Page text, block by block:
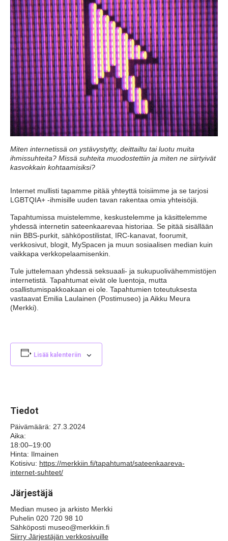
Miten internetissä on ystävystytty, deittailtu tai luotu muita
ihmissuhteita? Missä suhteita muodostettiin ja miten ne siirtyivät
kasvokkain kohtaamisiksi?
Internet mullisti tapamme pitää yhteyttä toisiimme ja se tarjosi
LGBTQIA+ -ihmisille uuden tavan rakentaa omia yhteisöjä.
Tapahtumissa muistelemme, keskustelemme ja käsittelemme
yhdessä internetin sateenkaarevaa historiaa. Se pitää sisällään
niin BBS-purkit, sähköpostilistat, IRC-kanavat, foorumit,
verkkosivut, blogit, MySpacen ja muun sosiaalisen median kuin
vaikkapa verkkopelaamisenkin.
Tule juttelemaan yhdessä seksuaali- ja sukupuolivähemmistöjen
internetistä. Tapahtumat eivät ole luentoja, mutta
osallistumispakkoakaan ei ole. Tapahtumien toteutuksesta
vastaavat Emilia Laulainen (Postimuseo) ja Aikku Meura
(Merkki).
Lisää kalenteriin
Tiedot
Päivämäärä: 27.3.2024
Aika:
18:00–19:00
Hinta: Ilmainen
Kotisivu: https://merkkiin.fi/tapahtumat/sateenkaareva-
internet-suhteet/
Järjestäjä
Median museo ja arkisto Merkki
Puhelin 020 720 98 10
Sähköposti museo@merkkiin.fi
Siirry Järjestäjän verkkosivuille